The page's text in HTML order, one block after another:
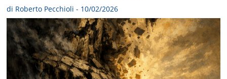
di Roberto Pecchioli - 10/02/2026